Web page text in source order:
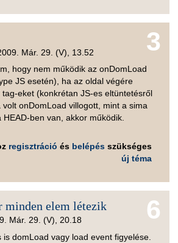
3
Már. 29. (V), 13.52
hogy nem működik az onDomLoad
JS esetén), ha az oldal végére
eket (konkrétan JS-es eltüntetésről
onDomLoad villogott, mint a sima
ben van, akkor működik.
regisztráció és belépés szükséges
új téma
6
minden elem létezik
Már. 29. (V), 20.18
is domLoad vagy load event figyelése.